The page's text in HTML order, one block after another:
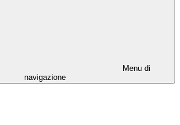
Menu di
navigazione